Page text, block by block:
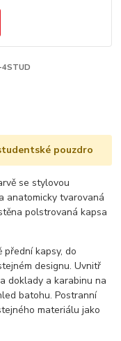
pouzdro
se stylovou
anatomicky tvarovaná
polstrovaná kapsa
přední kapsy, do
designu. Uvnitř
doklady a karabinu na
batohu. Postranní
materiálu jako